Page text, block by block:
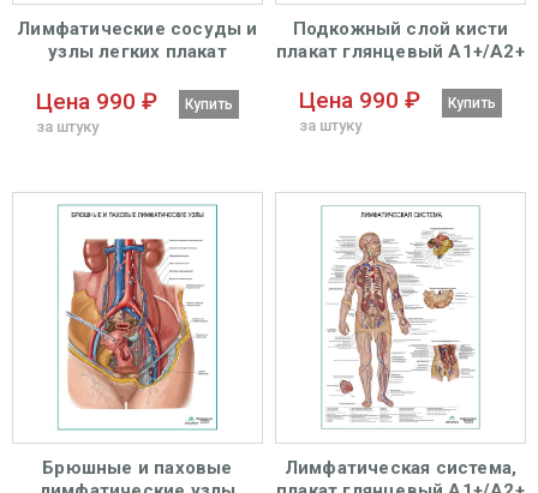
Лимфатические сосуды и
узлы легких плакат
Цена 990 ₽
за штуку
Купить
Подкожный слой кисти
плакат глянцевый А1+/А2+
Цена 990 ₽
за штуку
Купить
Брюшные и паховые
Лимфатическая система,